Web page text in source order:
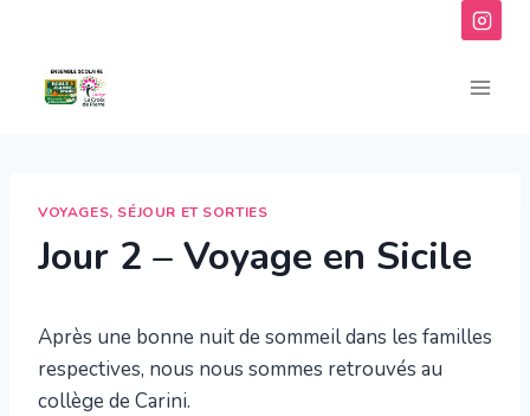
contenu
VOYAGES, SÉJOUR ET SORTIES
Jour 2 – Voyage en Sicile
Après une bonne nuit de sommeil dans les familles
respectives, nous nous sommes retrouvés au
collège de Carini.